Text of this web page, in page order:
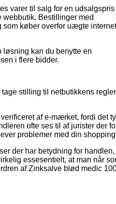
varer til salg for en udsalgspris
Bestillinger med
som køber overfor uægte
løsning kan du benytte en
i flere bidder.
stilling til netbutikkens
af e-mærket, fordi det
ofte ses til af jurister der
problemer med din
der har betydning for handlen,
essesentielt, at man når
af Zinksalve blød medic